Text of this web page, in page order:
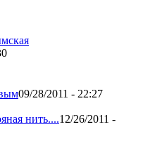
09/28/2011 - 22:27
нить....12/26/2011 -